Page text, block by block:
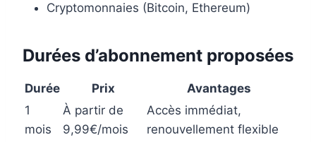
Cryptomonnaies (Bitcoin, Ethereum)
Durées d’abonnement proposées
Durée Prix
Avantages
1
mois
À partir de
9,99€/mois
Accès immédiat,
renouvellement flexible